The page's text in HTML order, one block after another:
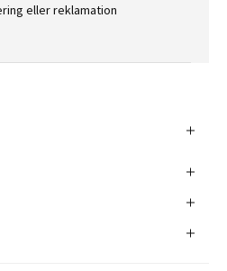
eller reklamation